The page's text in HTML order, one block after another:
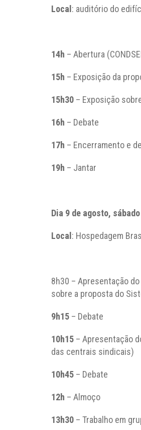
Local : auditório do
14h – Abertura
15h – Exposição da
15h30 – Exposição
16h – Debate
17h – Encerramento e
19h – Jantar
Dia 9 de agosto, sábado
Local : Hospedagem
8h30 – Apresentação
sobre a proposta do
9h15 – Debate
10h15 – Apresentação
das centrais sindicais)
10h45 – Debate
12h – Almoço
13h30 – Trabalho em